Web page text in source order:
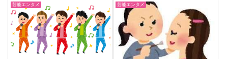
一筋で幸せそう」などの本音コメ
ント20選を厳選。ハロプロ黄金
期を知る世代必見のまとめです。
つに分裂し791コメント突破。
King Gnuの”いつもの態度”、あな
たはどう思う？
芸能エンタメ 芸能エンタメ